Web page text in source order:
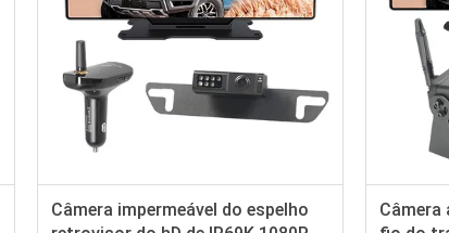
Câmera impermeável do espelho
Câmera